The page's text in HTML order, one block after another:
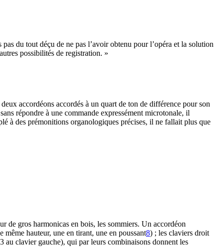
du tout déçu de ne pas l’avoir obtenu pour l’opéra et la solution
possibilités de registration. »
accordéons accordés à un quart de ton de différence pour son
répondre à une commande expressément microtonale, il
à des prémonitions organologiques précises, il ne fallait plus que
de gros harmonicas en bois, les sommiers. Un accordéon
même hauteur, une en tirant, une en poussant8) ; les claviers droit
au clavier gauche), qui par leurs combinaisons donnent les